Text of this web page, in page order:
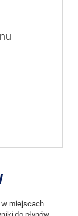
w miejscach